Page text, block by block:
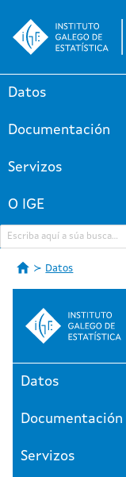
Datos
Documentación
Servizos
O IGE
Datos